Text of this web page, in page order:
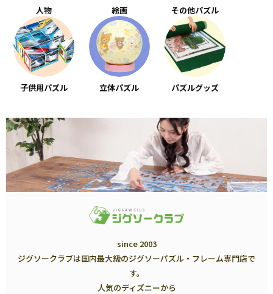
人物 絵画 その他パズル
子供用パズル 立体パズル パズルグッズ
since 2003
ジグソークラブは国内最大級のジグソーパズル・フレーム専門店で
す。
人気のディズニーから